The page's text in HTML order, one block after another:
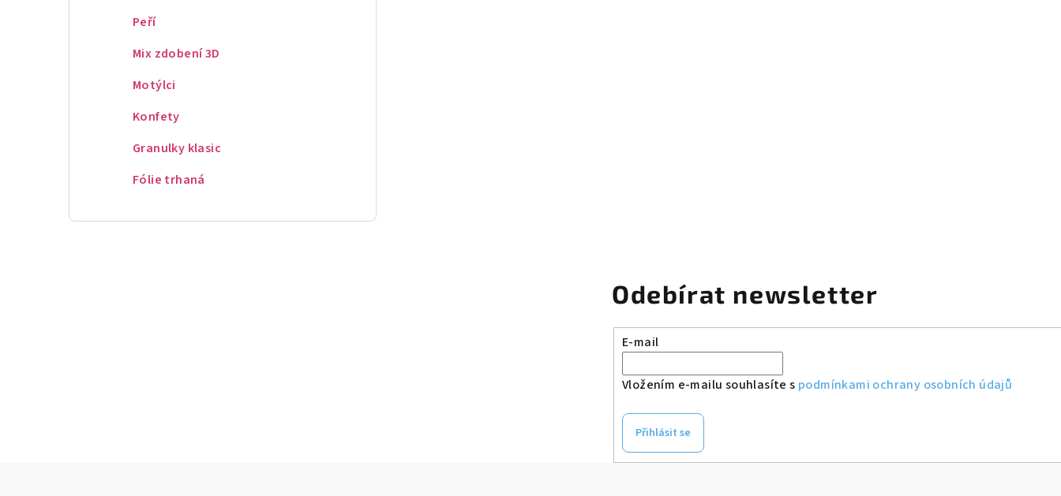
Peří
Mix zdobení 3D
Motýlci
Konfety
Granulky klasic
Fólie trhaná
Odebírat newsletter
E-mail
Vložením e-mailu souhlasíte s podmínkami ochrany osobních údajů
Přihlásit se